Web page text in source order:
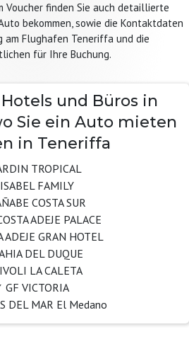
Voucher finden Sie auch detaillierte
bekommen, sowie die Kontaktdaten
am Flughafen Teneriffa und die
für Ihre Buchung.
und Büros in
Sie ein Auto mieten
in Teneriffa
TROPICAL
FAMILY
COSTA SUR
ADEJE PALACE
ADEJE GRAN HOTEL
DEL DUQUE
LA CALETA
GF VICTORIA
DEL MAR El Medano